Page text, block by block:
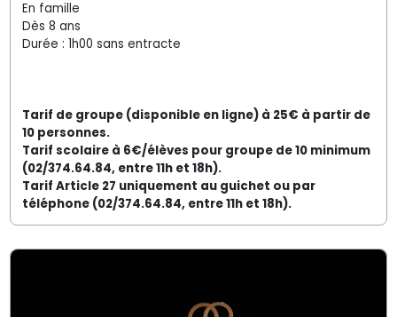
En famille
Dès 8 ans
Durée : 1h00 sans entracte
Tarif de groupe (disponible en ligne) à 25€ à partir de
10 personnes.
Tarif scolaire à 6€/élèves pour groupe de 10 minimum
(02/374.64.84, entre 11h et 18h).
Tarif Article 27 uniquement au guichet ou par
téléphone (02/374.64.84, entre 11h et 18h).